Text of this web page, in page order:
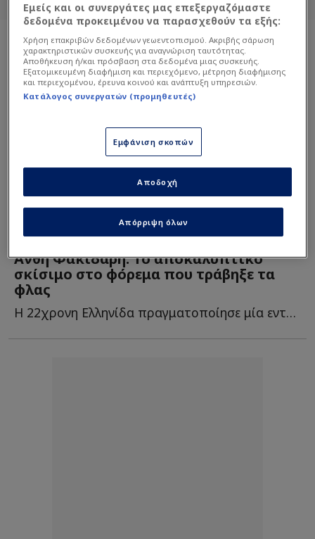
Showbiz| 24/05/2025 - 12:54
Ανθή Φακιδάρη: Το αποκαλυπτικό
σκίσιμο στο φόρεμα που τράβηξε τα
φλας
Η 22χρονη Ελληνίδα πραγματοποίησε μία εντυπωσιακή εμφάνιση σ...
Εμείς και οι συνεργάτες μας επεξεργαζόμαστε
δεδομένα προκειμένου να παρασχεθούν τα εξής:
Χρήση επακριβών δεδομένων γεωεντοπισμού. Ακριβής σάρωση
χαρακτηριστικών συσκευής για αναγνώριση ταυτότητας.
Αποθήκευση ή/και πρόσβαση στα δεδομένα μιας συσκευής.
Εξατομικευμένη διαφήμιση και περιεχόμενο, μέτρηση διαφήμισης
και περιεχομένου, έρευνα κοινού και ανάπτυξη υπηρεσιών.
Κατάλογος συνεργατών (προμηθευτές)
Εμφάνιση σκοπών
Απόρριψη όλων
Αποδοχή